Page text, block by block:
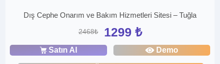
Dış Cephe Onarım ve Bakım Hizmetleri Sitesi – Tuğla
2468₺ 1299 ₺
Satın Al Demo